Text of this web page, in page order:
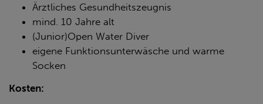
Ärztliches Gesundheitszeugnis
mind. 10 Jahre alt
(Junior)Open Water Diver
eigene Funktionsunterwäsche und warme
Socken
Kosten: